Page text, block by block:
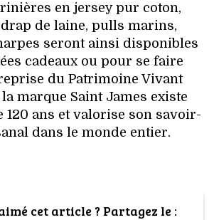
en jersey pur coton,
drap de laine, pulls marins,
seront ainsi disponibles
cadeaux ou pour se faire
du Patrimoine Vivant
marque Saint James existe
120 ans et valorise son savoir-
dans le monde entier.
cet article ? Partagez le :